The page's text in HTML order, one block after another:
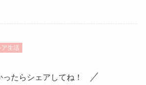
ア生活
ったらシェアしてね！